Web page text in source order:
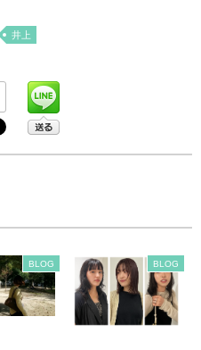
井上
BLOG BLOG